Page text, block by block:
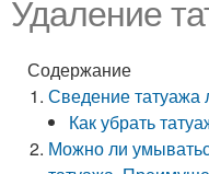
Удаление
Содержание
Сведение татуажа
Как убрать
Можно ли